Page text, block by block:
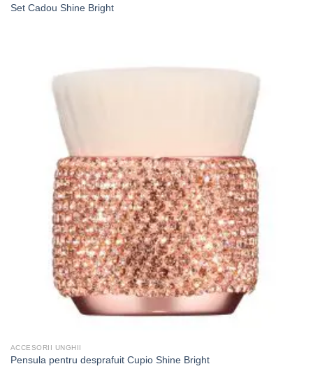
Set Cadou Shine Bright
ACCESORII UNGHII
Pensula pentru desprafuit Cupio Shine Bright